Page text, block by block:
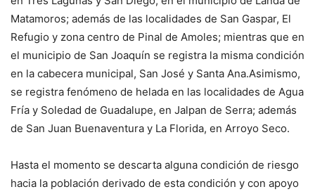
Matamoros; además de las localidades de San Gaspar, El
Refugio y zona centro de Pinal de Amoles; mientras que en
el municipio de San Joaquín se registra la misma condición
en la cabecera municipal, San José y Santa Ana.Asimismo,
se registra fenómeno de helada en las localidades de Agua
Fría y Soledad de Guadalupe, en Jalpan de Serra; además
de San Juan Buenaventura y La Florida, en Arroyo Seco.
Hasta el momento se descarta alguna condición de riesgo
hacia la población derivado de esta condición y con apoyo